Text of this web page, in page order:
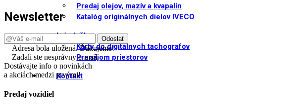
Predaj olejov, mazív a kvapalín
Katalóg originálnych dielov IVECO
Iné služby
Karty do digitálnych tachografov
Prenájom priestorov
Kontakt
Newsletter
Adresa bola uložená. Ďakujeme!
Zadali ste nesprávny e-mail
Dostávajte info o novinkách
a akciách medzi prvými!
Predaj vozidiel